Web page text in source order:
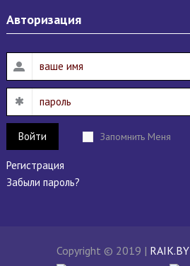
Авторизация
Войти Запомнить Меня
Регистрация
Забыли пароль?
Copyright © 2019 | RAIK.BY